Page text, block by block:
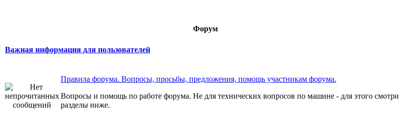
Форум
Важная информация для пользователей
Правила форума. Вопросы, просьбы, предложения, помощь участникам форума.
Вопросы и помощь по работе форума. Не для технических вопросов по машине - для этого смотри
разделы ниже.